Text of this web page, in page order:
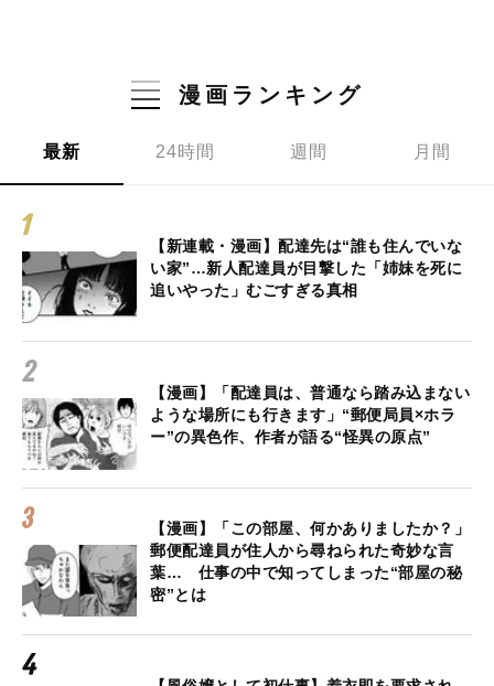
漫画ランキング
最新 24時間 週間 月間
【新連載・漫画】配達先は“誰も住んでいな
い家”…新人配達員が目撃した「姉妹を死に
追いやった」むごすぎる真相
【漫画】「配達員は、普通なら踏み込まない
ような場所にも行きます」“郵便局員×ホラ
ー”の異色作、作者が語る“怪異の原点”
【漫画】「この部屋、何かありましたか？」
郵便配達員が住人から尋ねられた奇妙な言
葉… 仕事の中で知ってしまった“部屋の秘
密”とは